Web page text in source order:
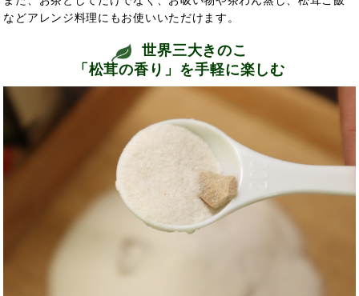
などアレンジ料理にもお使いいただけます。
世界三大きのこ
「松茸の香り」を手軽に楽しむ